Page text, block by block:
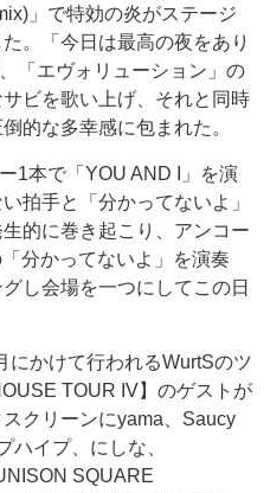
」で特効の炎がステージ
。「今日は最高の夜をあり
「エヴォリューション」の
ビを歌い上げ、それと同時
的な多幸感に包まれた。
1本で「YOU AND I」を演
拍手と「分かってないよ」
的に巻き起こり、アンコー
分かってないよ」を演奏
し会場を一つにしてこの日
かけて行われるWurtSのツ
TOUR IV】のゲストが
クリーンにyama、Saucy
ハイプ、にしな、
SQUARE